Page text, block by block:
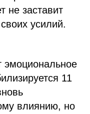
не заставит
усилий.
эмоциональное
11
влиянию, но